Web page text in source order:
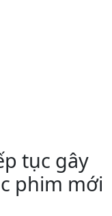
tục gây
phim mới